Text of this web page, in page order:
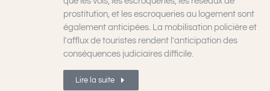
prostitution, et les escroqueries au logement sont
également anticipées. La mobilisation policière et
l'afflux de touristes rendent l'anticipation des
conséquences judiciaires difficile.
Lire la suite